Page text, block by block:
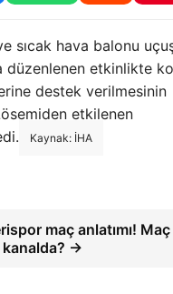
sıcak hava balonu
etkinlikte
destek verilmesinin
etkilenen
Kaynak: İHA
maç anlatımı!
kanalda? →